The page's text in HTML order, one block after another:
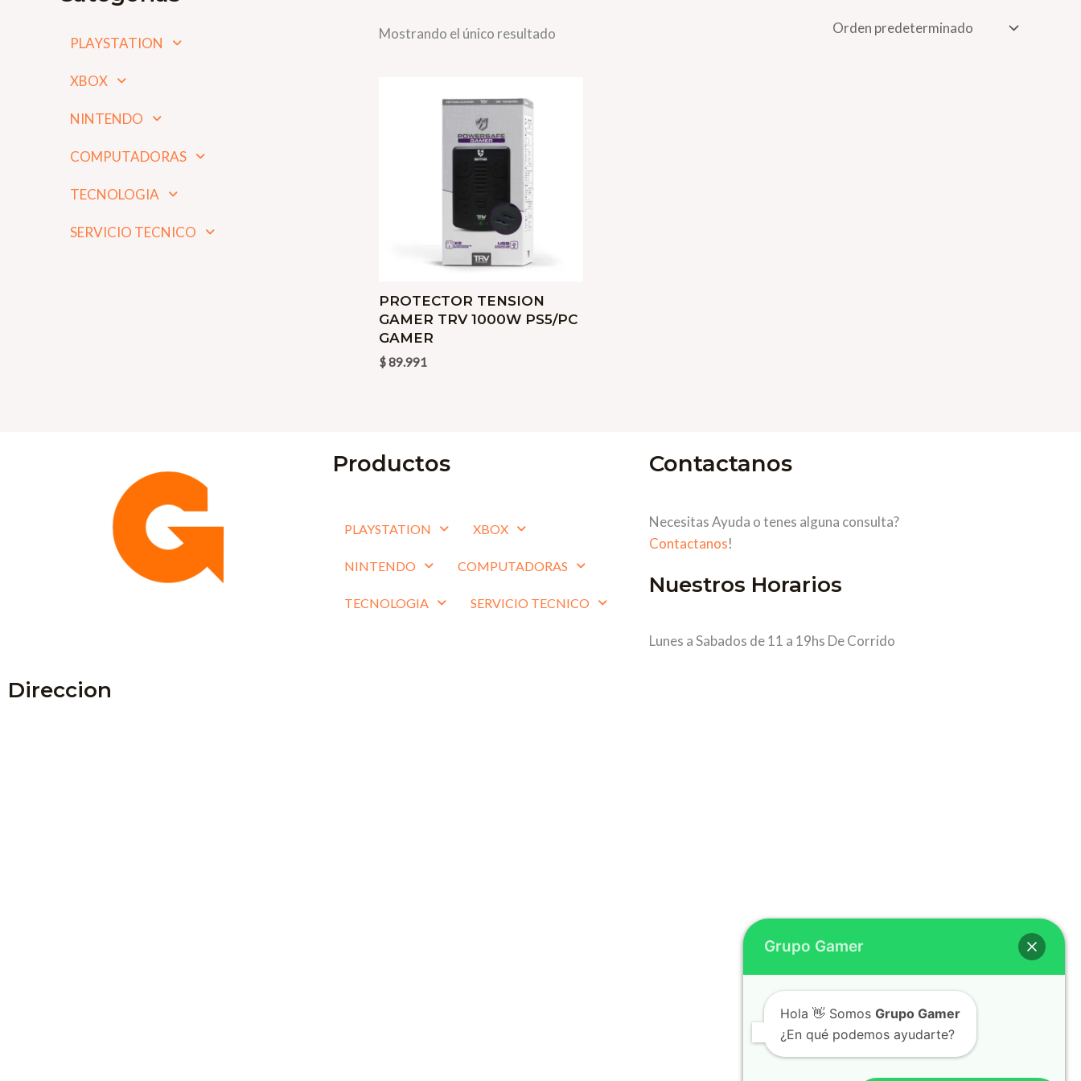
PLAYSTATION
XBOX
NINTENDO
COMPUTADORAS
TECNOLOGIA
SERVICIO TECNICO
Mostrando el único resultado
PROTECTOR TENSION
GAMER TRV 1000W PS5/PC
GAMER
$89.991
Productos
PLAYSTATION XBOX
NINTENDO COMPUTADORAS
TECNOLOGIA SERVICIO TECNICO
Contactanos
Necesitas Ayuda o tenes alguna consulta?
Contactanos!
Nuestros Horarios
Lunes a Sabados de 11 a 19hs De Corrido
Direccion
Grupo Gamer
Hola 👋 Somos Grupo Gamer
¿En qué podemos ayudarte?